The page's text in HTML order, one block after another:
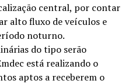
central, por contar
alto fluxo de veículos e
noturno.
do tipo serão
está realizando o
aptos a receberem o